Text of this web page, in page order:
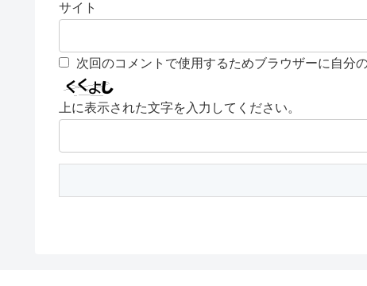
サイト
次回のコメントで使用するためブラウザーに自分
上に表示された文字を入力してください。